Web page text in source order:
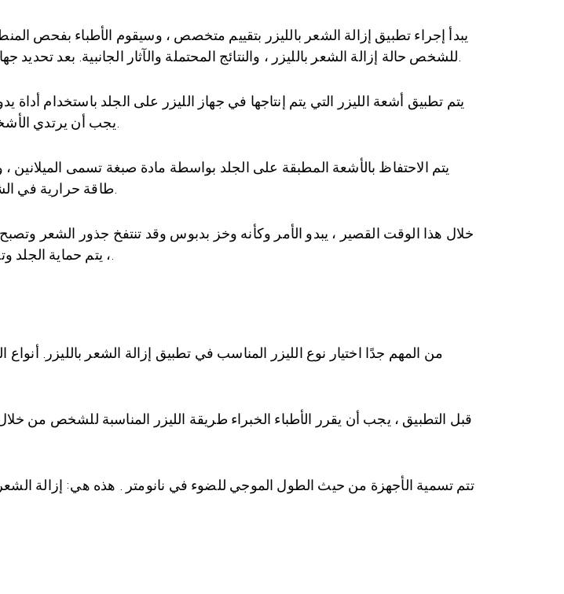
يبدأ إجراء تطبيق إزالة الشعر بالليزر بتقييم متخصص ، وسيقوم الأطباء بفحص
للشخص حالة إزالة الشعر بالليزر ، والنتائج المحتملة والآثار الجانبية. بعد تحديد جهاز إزالة الشعر بالليزر المناسب والجرعة ، تبدأ عملية إزالة الشعر بالليزر.
يجب أن يرتدي الأشخاص الذين يقومون بإجراء إزالة الشعر بالليزر نظارات أمان أثناء العملية.
يتم الاحتفاظ بالأشعة المطبقة على الجلد بواسطة مادة صبغة تسمى
طاقة حرارية في الشعر. الحرارة التي تنتقل إلى جذر الشعر تدمر جذر الشعر في مللي ثانية.
خلال هذا الوقت القصير ، يبدو الأمر وكأنه وخز بدبوس وقد تنتفخ جذور الشعر وتصبح
، يتم حماية الجلد وتقليل الآثار الجانبية والألم إلى الحد الأدنى. أثناء التبريد احمرار وتورم تهدأ.
قبل التطبيق ، يجب أن يقرر الأطباء الخبراء طريقة الليزر المناسبة للشخص من
تتم تسمية الأجهزة من حيث الطول الموجي للضوء في نانومتر . هذه هي: إزالة الشعر